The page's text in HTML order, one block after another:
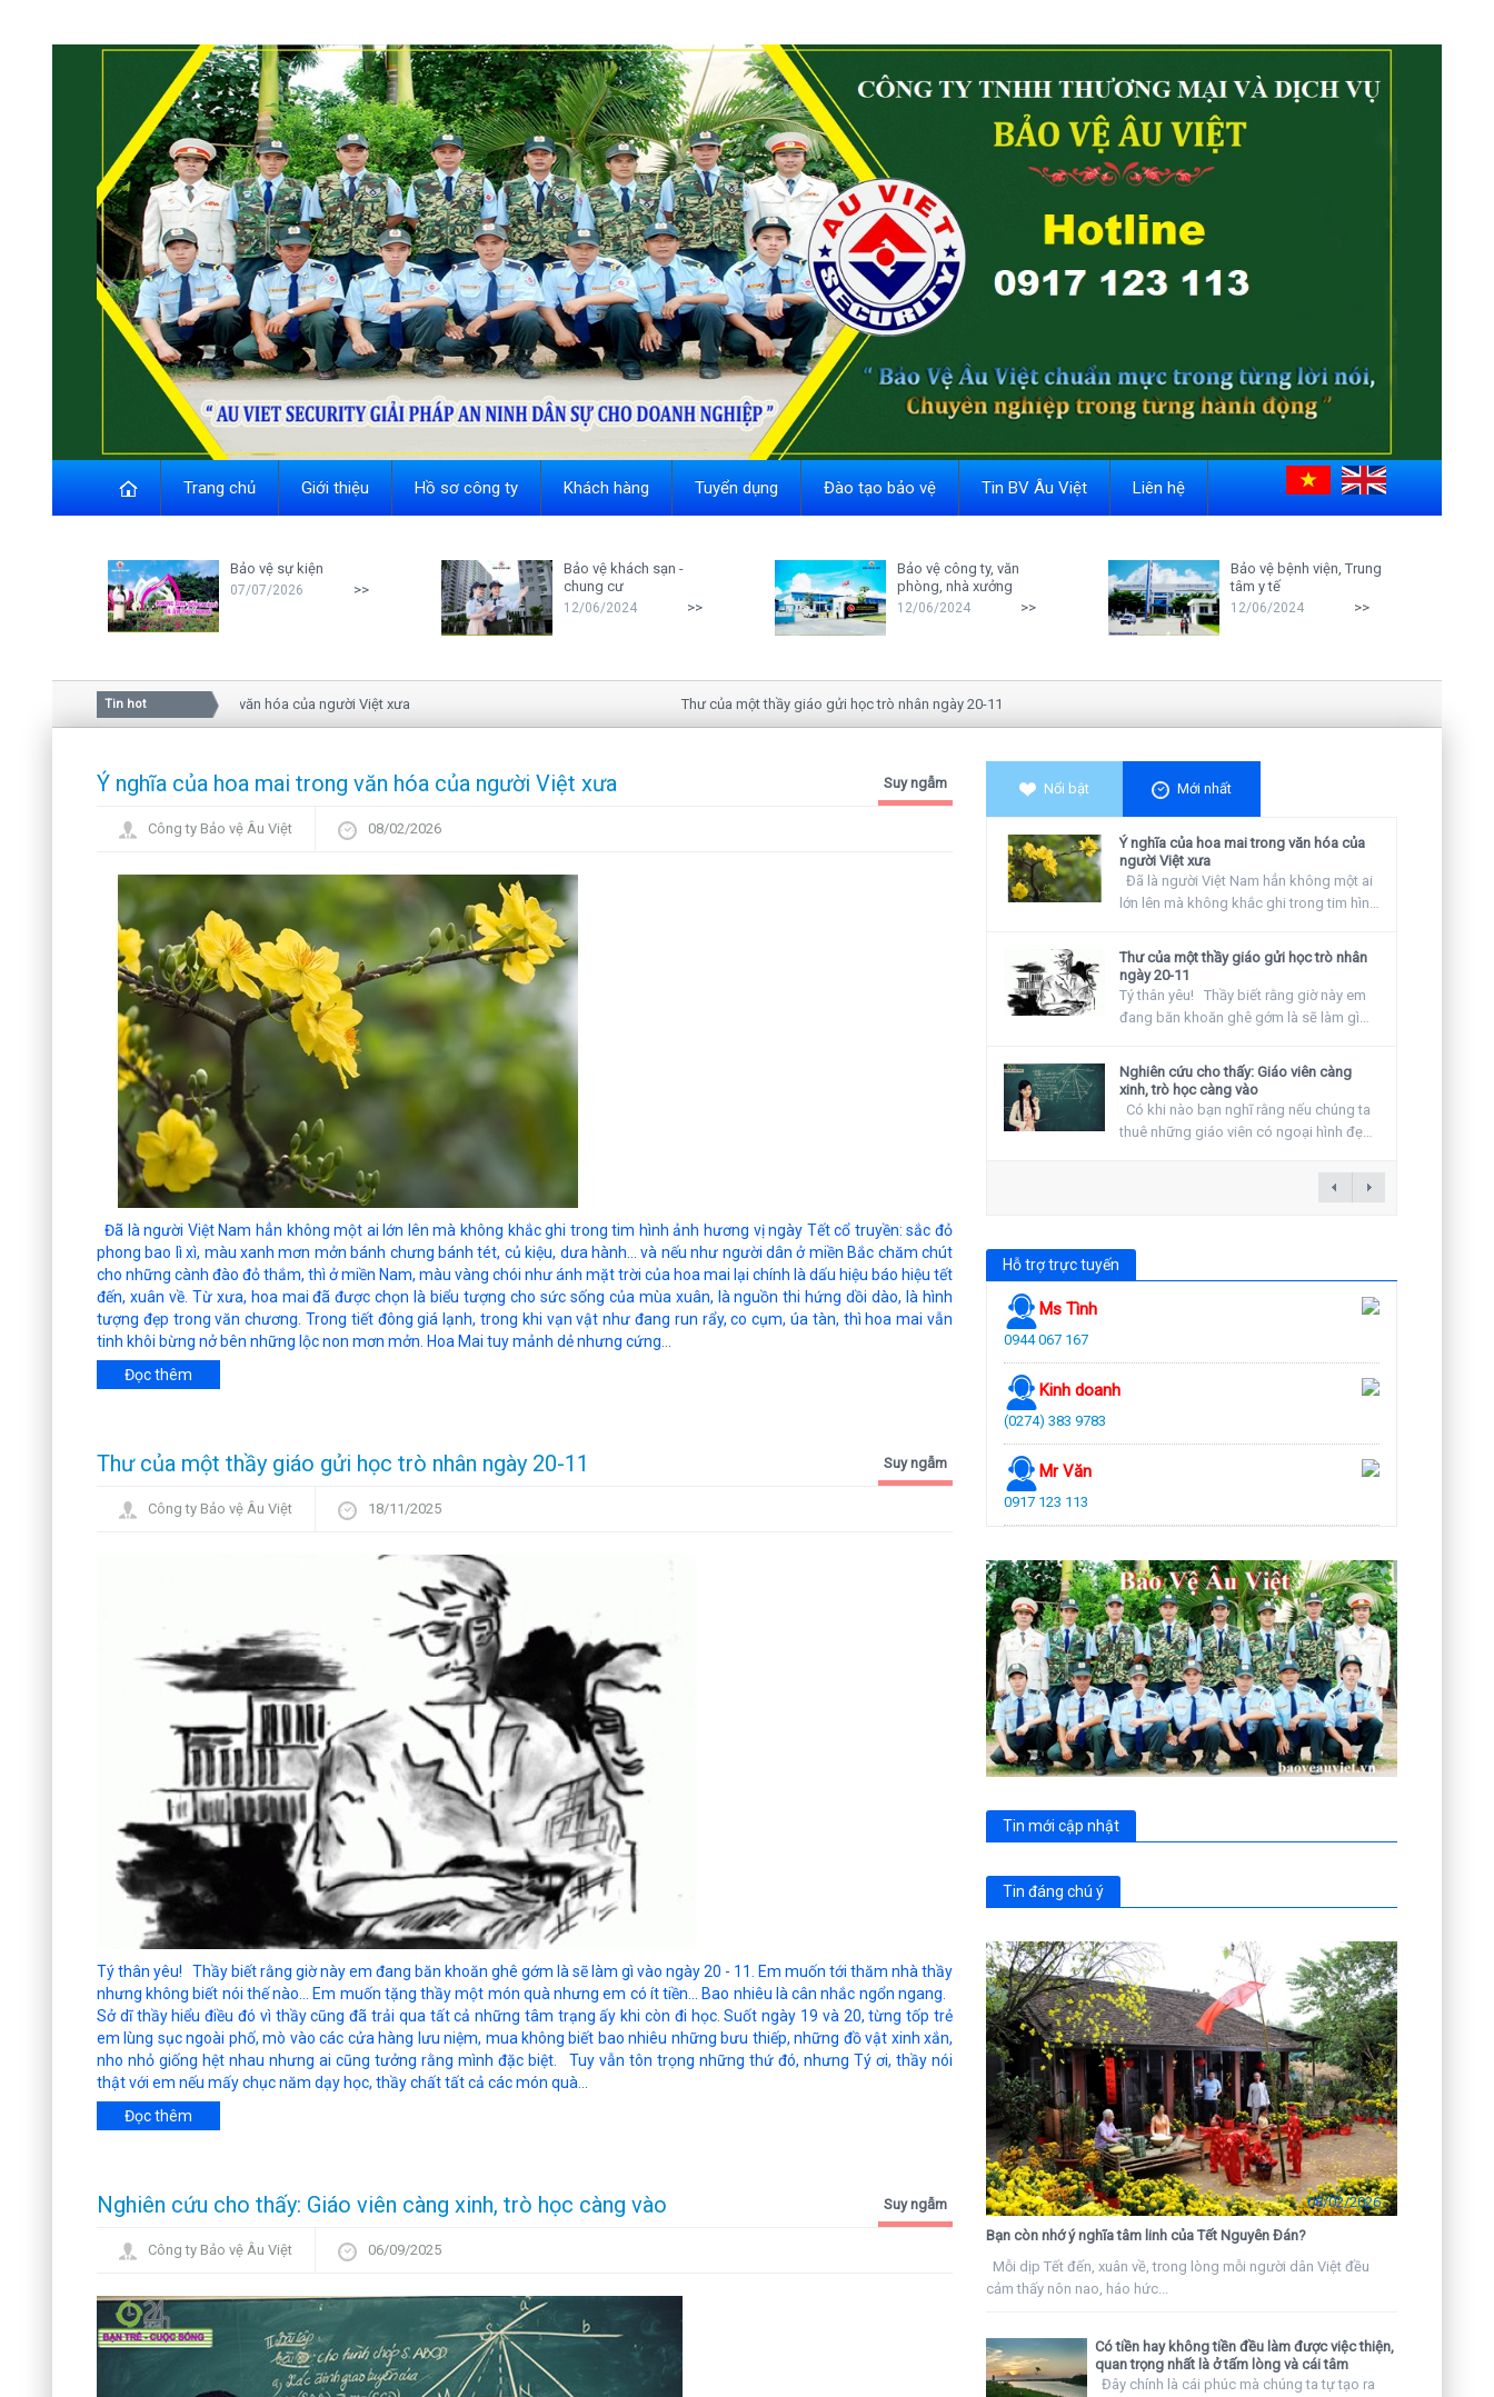
Trang chủ Giới thiệu Hồ sơ công ty Khách hàng Tuyển dụng Đào tạo bảo vệ Tin BV Âu Việt Liên hệ
Bảo vệ sự kiện
07/07/2026 >>
Bảo vệ khách sạn -
chung cư
12/06/2024 >>
Bảo vệ công ty, văn
phòng, nhà xưởng
12/06/2024 >>
Bảo vệ bệnh viện, Trung
tâm y tế
12/06/2024 >>
Tin hot
Ý nghĩa của hoa mai trong văn hóa của người Việt xưa Thư của một thầy giáo gửi học trò nhân ngày 20-11
Ý nghĩa của hoa mai trong văn hóa của người Việt xưa Suy ngẫm
Công ty Bảo vệ Âu Việt 08/02/2026
Đã là người Việt Nam hẳn không một ai lớn lên mà không khắc ghi trong tim hình ảnh hương vị ngày Tết cổ truyền: sắc đỏ
phong bao lì xì, màu xanh mơn mởn bánh chưng bánh tét, củ kiệu, dưa hành… và nếu như người dân ở miền Bắc chăm chút
cho những cành đào đỏ thắm, thì ở miền Nam, màu vàng chói như ánh mặt trời của hoa mai lại chính là dấu hiệu báo hiệu tết
đến, xuân về. Từ xưa, hoa mai đã được chọn là biểu tượng cho sức sống của mùa xuân, là nguồn thi hứng dồi dào, là hình
tượng đẹp trong văn chương. Trong tiết đông giá lạnh, trong khi vạn vật như đang run rẩy, co cụm, úa tàn, thì hoa mai vẫn
tinh khôi bừng nở bên những lộc non mơn mởn. Hoa Mai tuy mảnh dẻ nhưng cứng...
Đọc thêm
Thư của một thầy giáo gửi học trò nhân ngày 20-11 Suy ngẫm
Công ty Bảo vệ Âu Việt 18/11/2025
Tý thân yêu! Thầy biết rằng giờ này em đang băn khoăn ghê gớm là sẽ làm gì vào ngày 20 - 11. Em muốn tới thăm nhà thầy
nhưng không biết nói thế nào... Em muốn tặng thầy một món quà nhưng em có ít tiền... Bao nhiêu là cân nhắc ngổn ngang.
Sở dĩ thầy hiểu điều đó vì thầy cũng đã trải qua tất cả những tâm trạng ấy khi còn đi học. Suốt ngày 19 và 20, từng tốp trẻ
em lùng sục ngoài phố, mò vào các cửa hàng lưu niệm, mua không biết bao nhiêu những bưu thiếp, những đồ vật xinh xắn,
nho nhỏ giống hệt nhau nhưng ai cũng tưởng rằng mình đặc biệt. Tuy vẫn tôn trọng những thứ đó, nhưng Tý ơi, thầy nói
thật với em nếu mấy chục năm dạy học, thầy chất tất cả các món quà...
Đọc thêm
Nghiên cứu cho thấy: Giáo viên càng xinh, trò học càng vào Suy ngẫm
Công ty Bảo vệ Âu Việt 06/09/2025
Nổi bật Mới nhất
Ý nghĩa của hoa mai trong văn hóa của
người Việt xưa
Đã là người Việt Nam hẳn không một ai
lớn lên mà không khắc ghi trong tim hình
Thư của một thầy giáo gửi học trò nhân
ngày 20-11
Tý thân yêu! Thầy biết rằng giờ này em
đang băn khoăn ghê gớm là sẽ làm gì
Nghiên cứu cho thấy: Giáo viên càng
xinh, trò học càng vào
Có khi nào bạn nghĩ rằng nếu chúng ta
thuê những giáo viên có ngoại hình đẹp
Hỗ trợ trực tuyến
Ms Tình
0944 067 167
Kinh doanh
(0274) 383 9783
Mr Văn
0917 123 113
Tin mới cập nhật
Tin đáng chú ý
Bạn còn nhớ ý nghĩa tâm linh của Tết Nguyên Đán?
08/02/2026
Mỗi dịp Tết đến, xuân về, trong lòng mỗi người dân Việt đều
cảm thấy nôn nao, háo hức...
Có tiền hay không tiền đều làm được việc thiện,
quan trọng nhất là ở tấm lòng và cái tâm
Đây chính là cái phúc mà chúng ta tự tạo ra